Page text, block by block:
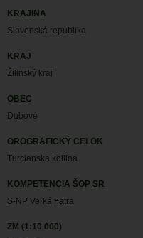
KRAJINA
Slovenská republika
KRAJ
Žilinský kraj
OBEC
Dubové
OROGRAFICKÝ CELOK
Turcianska kotlina
KOMPETENCIA ŠOP SR
S-NP Veľká Fatra
ZM (1:10 000)